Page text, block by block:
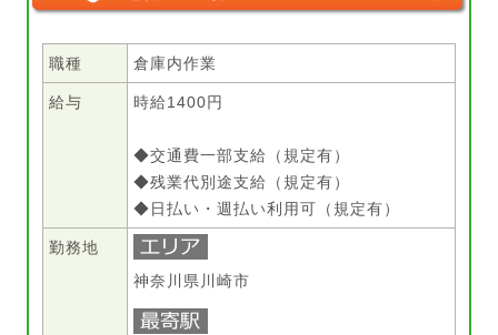
職種 倉庫内作業
給与 時給1400円
◆交通費一部支給（規定有）
◆残業代別途支給（規定有）
◆日払い・週払い利用可（規定有）
勤務地
神奈川県川崎市